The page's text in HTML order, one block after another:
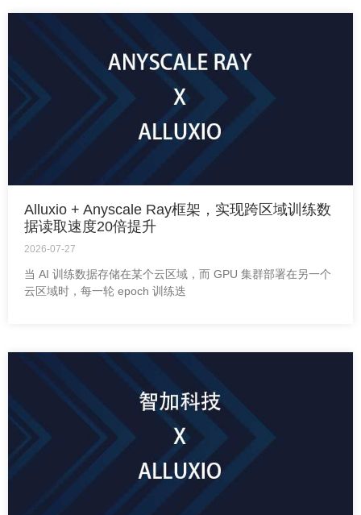
Alluxio + Anyscale Ray框架，实现跨区域训练数
据读取速度20倍提升
2026-07-27
当 AI 训练数据存储在某个云区域，而 GPU 集群部署在另一个
云区域时，每一轮 epoch 训练迭